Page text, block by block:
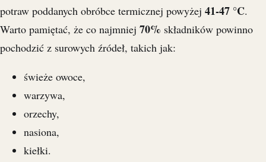
potraw poddanych obróbce termicznej powyżej 41-47 °C.
Warto pamiętać, że co najmniej 70% składników powinno
pochodzić z surowych źródeł, takich jak:
świeże owoce,
warzywa,
orzechy,
nasiona,
kiełki.